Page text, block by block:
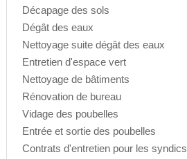
Décapage des sols
Dégât des eaux
Nettoyage suite dégât des eaux
Entretien d'espace vert
Nettoyage de bâtiments
Rénovation de bureau
Vidage des poubelles
Entrée et sortie des poubelles
Contrats d'entretien pour les syndics